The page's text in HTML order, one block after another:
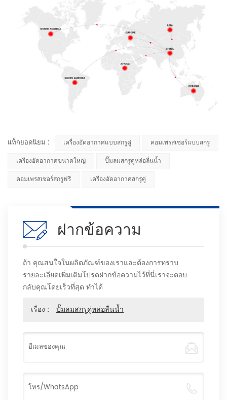
แท็กยอดนิยม : เครื่องอัดอากาศแบบสกรูคู่
คอมเพรสเซอร์แบบสกรู
เครื่องอัดอากาศขนาดใหญ่
ปั๊มลมสกรูคู่หล่อลื่นน้ำ
คอมเพรสเซอร์สกรูฟรี
เครื่องอัดอากาศสกรูคู่
ฝากข้อความ
ถ้า คุณสนใจในผลิตภัณฑ์ของเราและต้องการทราบ
รายละเอียดเพิ่มเติมโปรดฝากข้อความไว้ที่นี่เราจะตอบ
กลับคุณโดยเร็วที่สุด ทำได้
เรื่อง :
ปั๊มลมสกรูคู่หล่อลื่นน้ำ